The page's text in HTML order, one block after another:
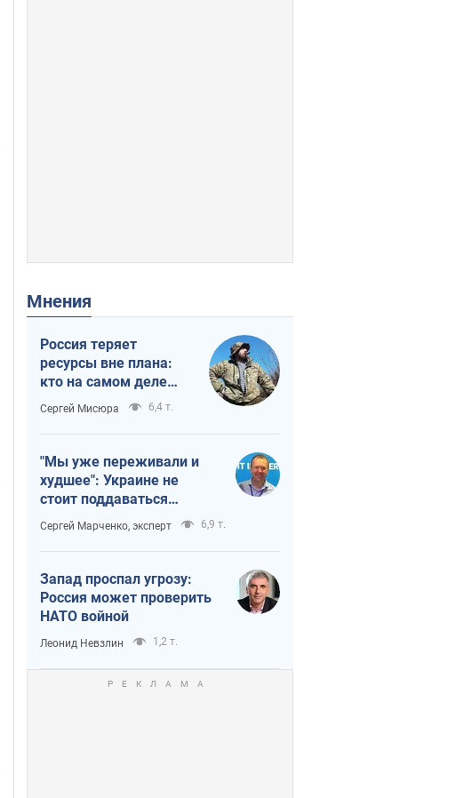
Мнения
Россия теряет
ресурсы вне плана:
кто на самом деле
диктует темп войны
Сергей Мисюра 6,4 т.
"Мы уже переживали и
худшее": Украине не
стоит поддаваться
отчаянию из-за
ракетного террора
Сергей Марченко, эксперт 6,9 т.
Запад проспал угрозу:
Россия может проверить
НАТО войной
Леонид Невзлин 1,2 т.